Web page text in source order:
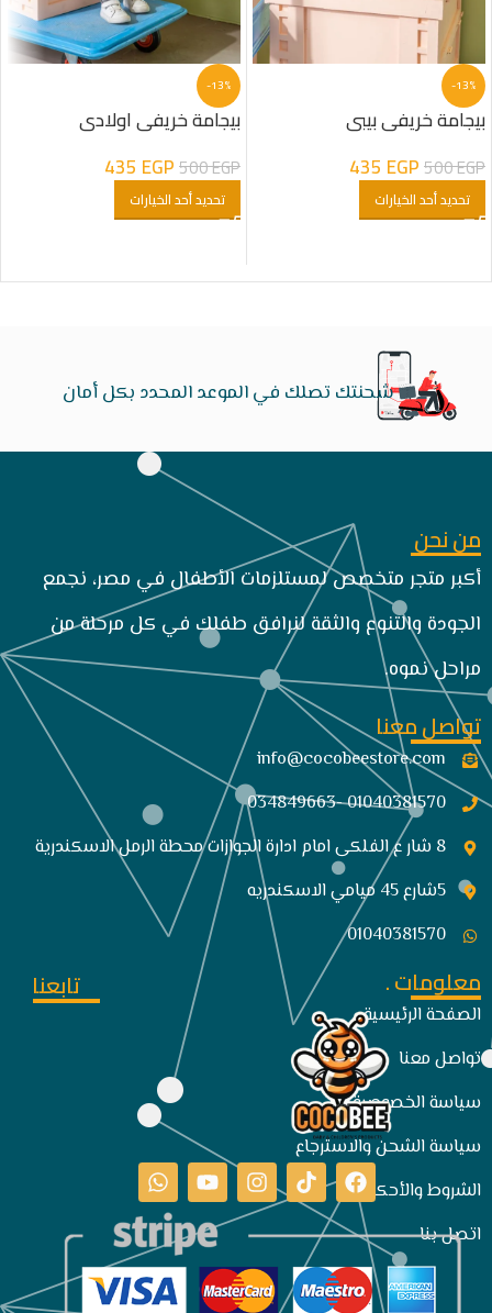
-13%
بيجامة خريفى بيبى
500EGP
435 EGP
تحديد أحد الخيارات
-13%
بيجامة خريفى اولادى
500EGP
435 EGP
تحديد أحد الخيارات
شحنتك تصلك في الموعد المحدد بكل أمان
من نحن
أكبر متجر متخصص لمستلزمات الأطفال في مصر، نجمع
الجودة والتنوع والثقة لنرافق طفلك في كل مرحلة من
مراحل نموه.
تواصل معنا
info@cocobeestore.com​
01040381570 -034849663
8 شار ع الفلكى امام ادارة الجوازات محطة الرمل الاسكندرية
5شارع 45 ميامي الاسكندريه
01040381570
معلومات .
الصفحة الرئيسية
تواصل معنا
سياسة الخصوصية
سياسة الشحن والاسترجاع
الشروط والأحكام
اتصل بنا
تابعنا